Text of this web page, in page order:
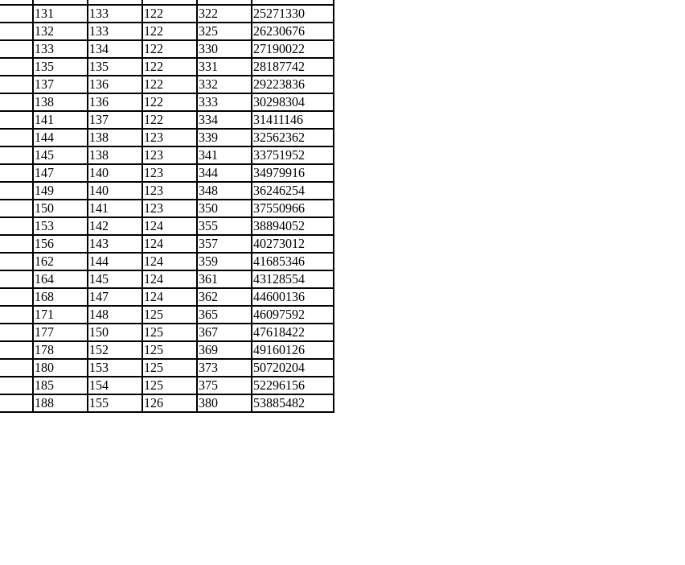
131 133 122 322
25271330
132 133 122 325
26230676
133 134 122 330
27190022
135 135 122 331
28187742
137 136 122 332
29223836
138 136 122 333
30298304
141 137 122 334
31411146
144 138 123 339
32562362
145 138 123 341
33751952
147 140 123 344
34979916
149 140 123 348
36246254
150 141 123 350
37550966
153 142 124 355
38894052
156 143 124 357
40273012
162 144 124 359
41685346
164 145 124 361
43128554
168 147 124 362
44600136
171 148 125 365
46097592
177 150 125 367
47618422
178 152 125 369
49160126
180 153 125 373
50720204
185 154 125 375
52296156
188 155 126 380 53885482